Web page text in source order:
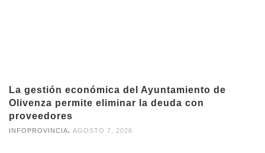
La gestión económica del Ayuntamiento de
Olivenza permite eliminar la deuda con
proveedores
INFOPROVINCIA AGOSTO 7, 2026